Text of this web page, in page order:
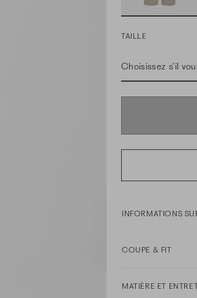
TAILLE
Choisissez s'il
INFORMATIONS
COUPE & FIT
MATIÈRE ET